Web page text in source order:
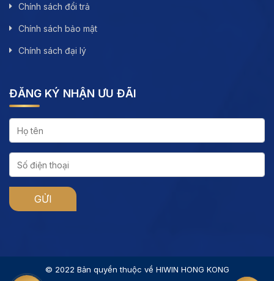
Chính sách đổi trả
Chính sách bảo mật
Chính sách đại lý
ĐĂNG KÝ NHẬN ƯU ĐÃI
© 2022 Bản quyền thuộc về HIWIN HONG KONG